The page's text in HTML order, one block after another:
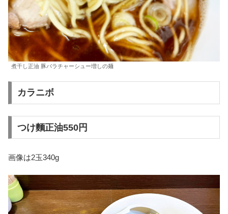
煮干し正油 豚バラチャーシュー増しの麺
カラニボ
つけ麵正油550円
画像は2玉340g